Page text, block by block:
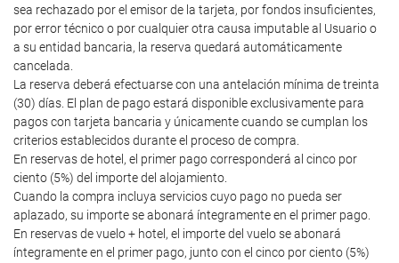
sea rechazado por el emisor de la tarjeta, por fondos insuficientes,
por error técnico o por cualquier otra causa imputable al Usuario o
a su entidad bancaria, la reserva quedará automáticamente
cancelada.
La reserva deberá efectuarse con una antelación mínima de treinta
(30) días. El plan de pago estará disponible exclusivamente para
pagos con tarjeta bancaria y únicamente cuando se cumplan los
criterios establecidos durante el proceso de compra.
En reservas de hotel, el primer pago corresponderá al cinco por
ciento (5%) del importe del alojamiento.
Cuando la compra incluya servicios cuyo pago no pueda ser
aplazado, su importe se abonará íntegramente en el primer pago.
En reservas de vuelo + hotel, el importe del vuelo se abonará
íntegramente en el primer pago, junto con el cinco por ciento (5%)